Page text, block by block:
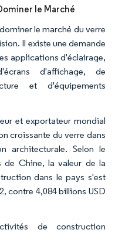
le Marché
le marché du verre
Il existe une demande
applications d'éclairage,
d'affichage, de
et d'équipements
et exportateur mondial
croissante du verre dans
architecturale. Selon le
de Chine, la valeur de la
dans le pays s'est
contre 4,084 billions USD
de construction